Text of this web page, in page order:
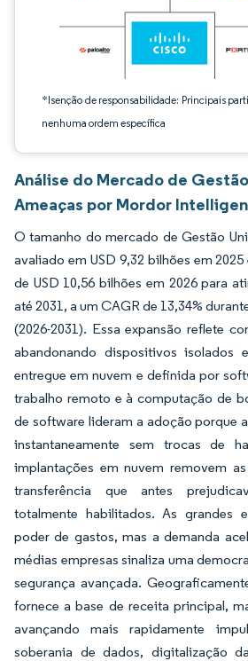
*Isenção de responsabilidade: Principais
nenhuma ordem específica
Análise do Mercado de
Ameaças por Mordor
O tamanho do mercado de Gestão
avaliado em USD 9,32 bilhões em
de USD 10,56 bilhões em 2026 para
até 2031, a um CAGR de 13,34%
(2026-2031). Essa expansão reflete
abandonando dispositivos isolados
entregue em nuvem e definida por
trabalho remoto e à computação de
de software lideram a adoção porque
instantaneamente sem trocas de
implantações em nuvem removem
transferência que antes
totalmente habilitados. As grandes
poder de gastos, mas a demanda
médias empresas sinaliza uma
segurança avançada.
fornece a base de receita principal,
avançando mais rapidamente
soberania de dados, digitalização